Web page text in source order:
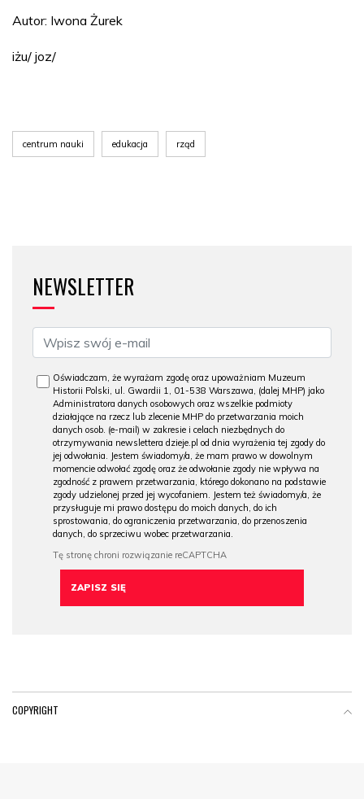
Autor: Iwona Żurek
iżu/ joz/
centrum nauki edukacja rząd
NEWSLETTER
Oświadczam, że wyrażam zgodę oraz upoważniam Muzeum
Historii Polski, ul. Gwardii 1, 01-538 Warszawa, (dalej MHP) jako
Administratora danych osobowych oraz wszelkie podmioty
działające na rzecz lub zlecenie MHP do przetwarzania moich
danych osob. (e-mail) w zakresie i celach niezbędnych do
otrzymywania newslettera dzieje.pl od dnia wyrażenia tej zgody do
jej odwołania. Jestem świadomy/a, że mam prawo w dowolnym
momencie odwołać zgodę oraz że odwołanie zgody nie wpływa na
zgodność z prawem przetwarzania, którego dokonano na podstawie
zgody udzielonej przed jej wycofaniem. Jestem też świadomy/a, że
przysługuje mi prawo dostępu do moich danych, do ich
sprostowania, do ograniczenia przetwarzania, do przenoszenia
danych, do sprzeciwu wobec przetwarzania.
COPYRIGHT